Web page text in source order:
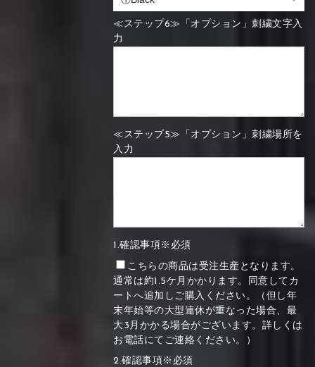
≪ステップ6≫「オプション」刺繍文字入
力
≪ステップ5≫「オプション」刺繍場所を
入力
1.確認事項※必須
こちらの商品は受注生産となります。
通常は約1.5ケ月かかります。同意してカ
ートへ追加しご購入ください。（但し年
末年始等の大型連休が重なった場合、最
大3月かかる場合がございます。詳しくは
お電話にてご連絡ください。）
2.確認事項※必須